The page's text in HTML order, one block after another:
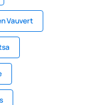
Vauvert